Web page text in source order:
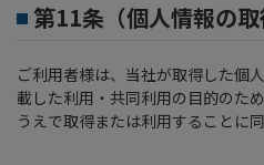
第11条（個人情報の取
ご利用者様は、当社が取得した個
載した利用・共同利用の目的のた
うえで取得または利用することに